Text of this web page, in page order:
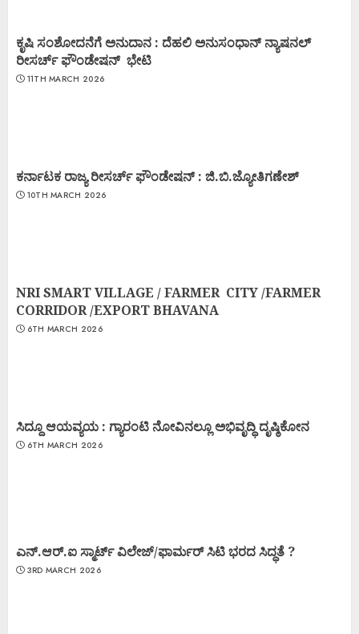
ಕೃಷಿ ಸಂಶೋದನೆಗೆ ಅನುದಾನ : ದೆಹಲಿ ಅನುಸಂಧಾನ್ ನ್ಯಾಷನಲ್
ರೀಸರ್ಚ್ ಫೌಂಡೇಷನ್ ಭೇಟಿ
11TH MARCH 2026
ಕರ್ನಾಟಕ ರಾಜ್ಯ ರೀಸರ್ಚ್ ಫೌಂಡೇಷನ್ : ಜಿ.ಬಿ.ಜ್ಯೋತಿಗಣೇಶ್
10TH MARCH 2026
NRI SMART VILLAGE / FARMER CITY /FARMER
CORRIDOR /EXPORT BHAVANA
6TH MARCH 2026
ಸಿದ್ದೂ ಆಯವ್ಯಯ : ಗ್ಯಾರಂಟಿ ನೋವಿನಲ್ಲೂ ಅಭಿವೃದ್ಧಿ ದೃಷ್ಠಿಕೋನ
6TH MARCH 2026
ಎನ್.ಆರ್.ಐ ಸ್ಮಾರ್ಟ್ ವಿಲೇಜ್/ಫಾರ್ಮರ್ ಸಿಟಿ ಭರದ ಸಿದ್ಧತೆ ?
3RD MARCH 2026